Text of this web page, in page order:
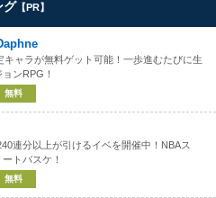
グ 【PR】
キャラが無料ゲット可能！一歩進むたびに生
ンRPG！
無料
連分以上が引けるイベを開催中！NBAス
トバスケ！
無料